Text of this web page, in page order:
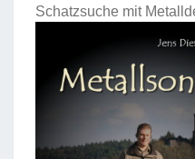
Schatzsuche mit